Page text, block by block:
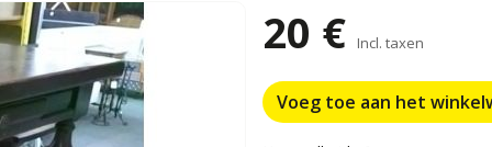
20 € Incl. taxen
Voeg toe aan het